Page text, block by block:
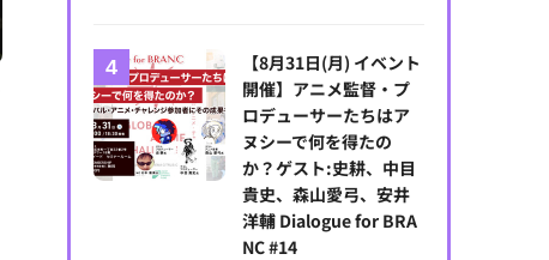
【カンヌ現地レポート】「映画祭に映る障害者はわずか1%」英プロ
映画が示す可能性
【8月31日(月) イベント
開催】アニメ監督・プ
ロデューサーたちはア
ヌシーで何を得たの
か？ゲスト:史耕、中目
貴史、森山愛弓、安井
洋輔 Dialogue for BRA
NC #14